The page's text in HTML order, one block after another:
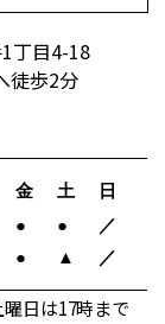
丁目4-18
徒歩2分
金 土 日
● ● ／
● ▲ ／
日は17時まで